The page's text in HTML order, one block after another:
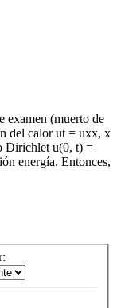
examen (muerto de
del calor ut = uxx, x
Dirichlet u(0, t) =
energía. Entonces,